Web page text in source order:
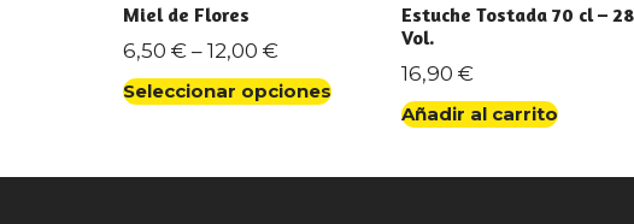
Miel de Flores
6,50 € – 12,00 €
Seleccionar opciones
Estuche Tostada 70 cl –
Vol.
16,90€
Añadir al carrito